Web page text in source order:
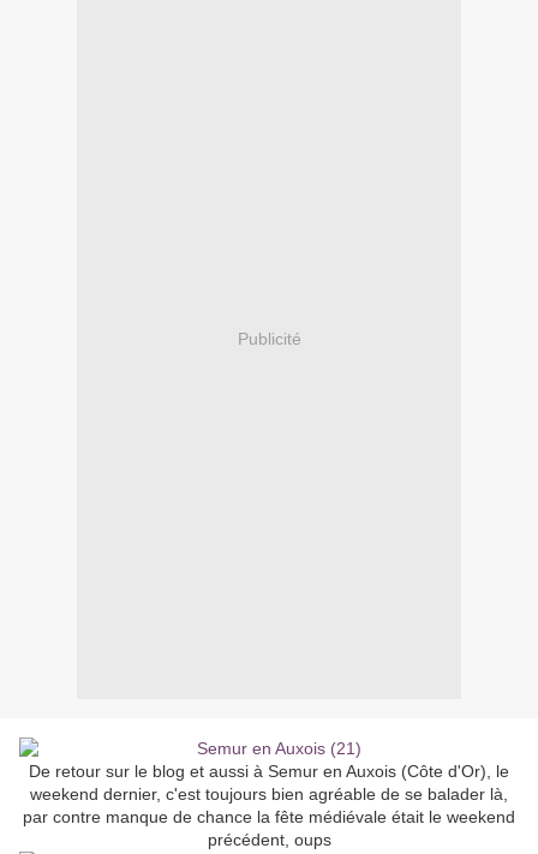
Publicité
De retour sur le blog et aussi à Semur en Auxois (Côte d'Or), le
weekend dernier, c'est toujours bien agréable de se balader là,
par contre manque de chance la fête médiévale était le weekend
précédent, oups